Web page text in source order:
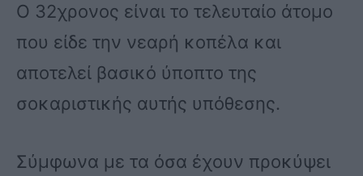
Ο 32χρονος είναι το τελευταίο άτομο
που είδε την νεαρή κοπέλα και
αποτελεί βασικό ύποπτο της
σοκαριστικής αυτής υπόθεσης.
Σύμφωνα με τα όσα έχουν προκύψει